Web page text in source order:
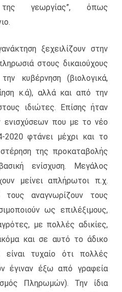
της γεωργίας”, όπως
ξεχειλίζουν στην
στους δικαιούχους
κυβέρνηση (βιολογικά,
κ.ά), αλλά και από την
ιδιώτες. Επίσης ήταν
ενισχύσεων που με το νέο
φτάνει μέχρι και το
της προκαταβολής
ενίσχυση. Μεγάλος
μείνει απλήρωτοι π.χ.
αναγνωρίζουν τους
ως επιλέξιμους,
με πολλές αδικίες,
και σε αυτό το άδικο
τυχαίο ότι πολλές
έγιναν έξω από γραφεία
Πληρωμών). Την ίδια